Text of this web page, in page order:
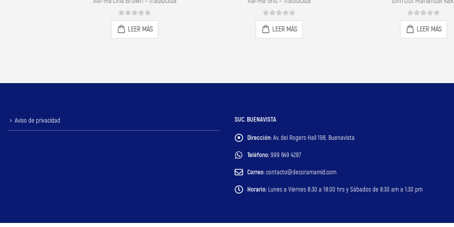
out of 5
LEER MÁS
out of 5
LEER MÁS
out of 5
LEER MÁS
Aviso de privacidad SUC. BUENAVISTA
Dirección:Av. del Rogers Hall 198, Buenavista
Teléfono:999 649 4287
Correo:contacto@decoramamid.com
Horario: Lunes a Viernes 8:30 a 18:00 hrs y Sábados de 8:30 am a 1:30 pm